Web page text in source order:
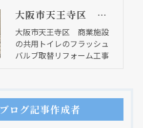
大阪市天王寺区 商業施設の共用トイレのフラッシュバルブ取替リフォーム工事
大阪市天王寺区 商業施設
の共用トイレのフラッシュ
バルブ取替リフォーム工事
ブログ記事作成者